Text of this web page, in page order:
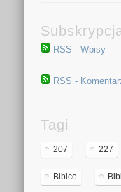
RSS - Wpisy
RSS -
Tagi
207 227
Bibice